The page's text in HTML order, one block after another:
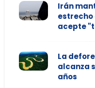
Irán
estrecho
acepte
La
alcanza
años